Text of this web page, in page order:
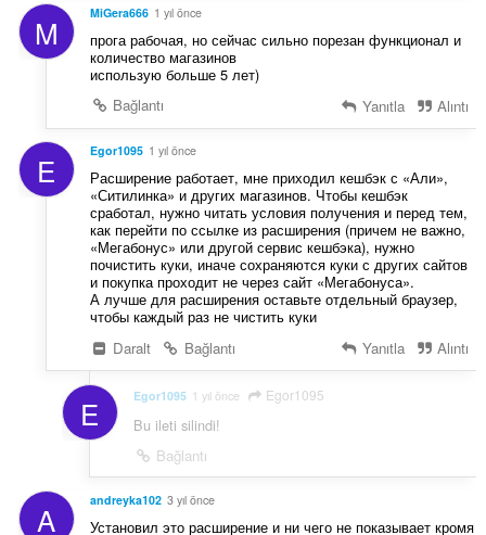
M MiGera666 1 yıl önce
прога рабочая, но сейчас сильно порезан функционал и
количество магазинов
использую больше 5 лет)
Bağlantı
Yanıtla Alıntı
E Egor1095 1 yıl önce
Расширение работает, мне приходил кешбэк с «Али»,
«Ситилинка» и других магазинов. Чтобы кешбэк
сработал, нужно читать условия получения и перед тем,
как перейти по ссылке из расширения (причем не важно,
«Мегабонус» или другой сервис кешбэка), нужно
почистить куки, иначе сохраняются куки с других сайтов
и покупка проходит не через сайт «Мегабонуса».
А лучше для расширения оставьте отдельный браузер,
чтобы каждый раз не чистить куки
Daralt
Bağlantı Yanıtla Alıntı
E Egor1095 1 yıl önce Egor1095
Bu ileti silindi!
Bağlantı
A andreyka102 3 yıl önce
Установил это расширение и ни чего не показывает кромя